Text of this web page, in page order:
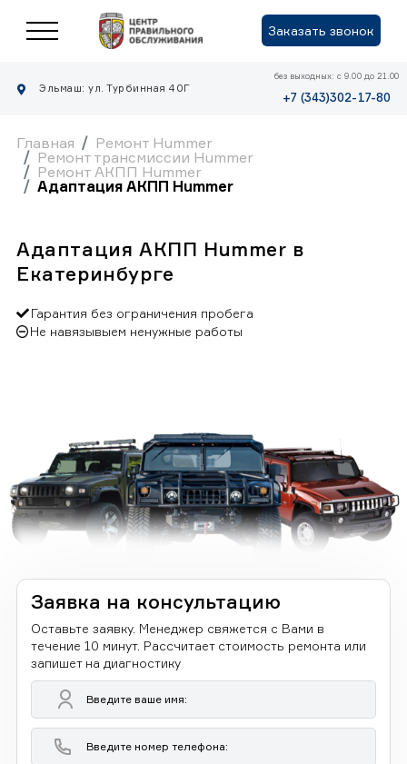
Заказать звонок
Эльмаш: ул. Турбинная 40Г
без выходных: с 9.00 до 21.00
+7 (343)302-17-80
Главная
Ремонт Hummer
Ремонт трансмиссии Hummer
Ремонт АКПП Hummer
Адаптация АКПП Hummer
Адаптация АКПП Hummer в
Екатеринбурге
Гарантия без ограничения пробега
Не навязывыем ненужные работы
Заявка на консультацию
Оставьте заявку. Менеджер свяжется с Вами в
течение 10 минут. Рассчитает стоимость ремонта или
запишет на диагностику